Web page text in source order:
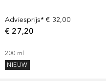
Adviesprijs* € 32,00
€ 27,20
200 ml
NIEUW